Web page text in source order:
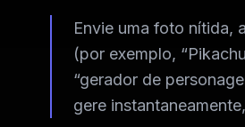
Envie uma foto nítida,
(por exemplo,
“gerador de
gere